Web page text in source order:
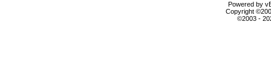
Powered by
Copyright
©2003 -